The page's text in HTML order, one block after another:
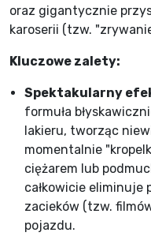
oraz gigantycznie
karoserii (tzw.
Kluczowe zalety:
Spektakularny
formuła
lakieru, tworząc
momentalnie
ciężarem lub
całkowicie
zacieków (tzw.
pojazdu.